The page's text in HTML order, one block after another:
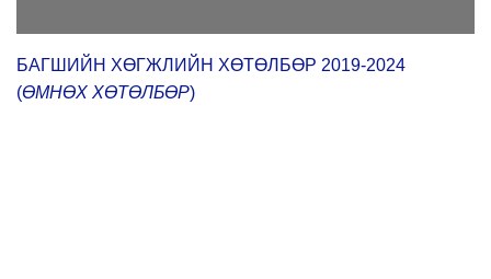
БАГШИЙН ХӨГЖЛИЙН ХӨТӨЛБӨР 2019-2024
(ӨМНӨХ ХӨТӨЛБӨР)